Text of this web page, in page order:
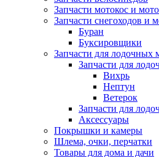
Запчасти мотокос и
Запчасти снегоходов и
Буран
Буксировщики
Запчасти для лодочных
Запчасти для
Вихрь
Нептун
Ветерок
Запчасти для
Аксессуары
Покрышки и камеры
Шлема, очки, перчатки
Товары для дома и дачи